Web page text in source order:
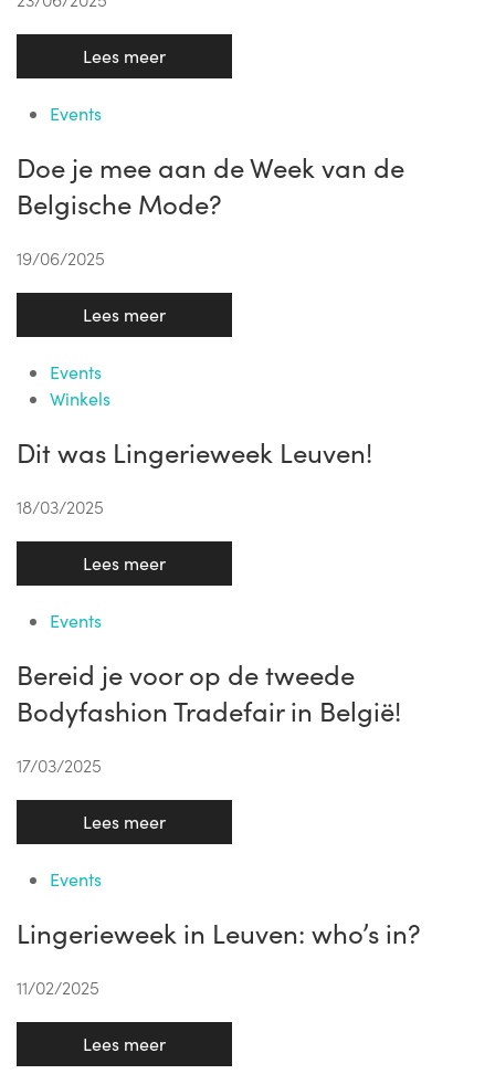
Lees meer
Events
Doe je mee aan de Week van de
Belgische Mode?
19/06/2025
Lees meer
Events
Winkels
Dit was Lingerieweek Leuven!
18/03/2025
Lees meer
Events
Bereid je voor op de tweede
Bodyfashion Tradefair in België!
17/03/2025
Lees meer
Events
Lingerieweek in Leuven: who’s in?
11/02/2025
Lees meer